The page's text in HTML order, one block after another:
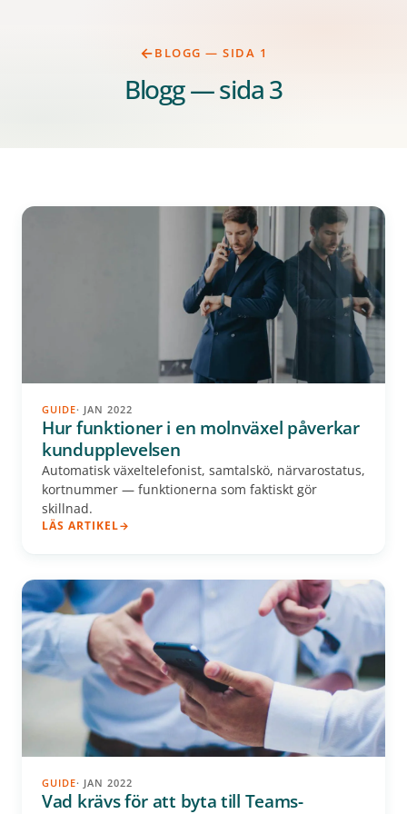
BLOGG — SIDA 1
Blogg — sida 3
GUIDE· JAN 2022
Hur funktioner i en molnväxel påverkar
kundupplevelsen
Automatisk växeltelefonist, samtalskö, närvarostatus,
kortnummer — funktionerna som faktiskt gör
skillnad.
LÄS ARTIKEL
GUIDE· JAN 2022
Vad krävs för att byta till Teams-